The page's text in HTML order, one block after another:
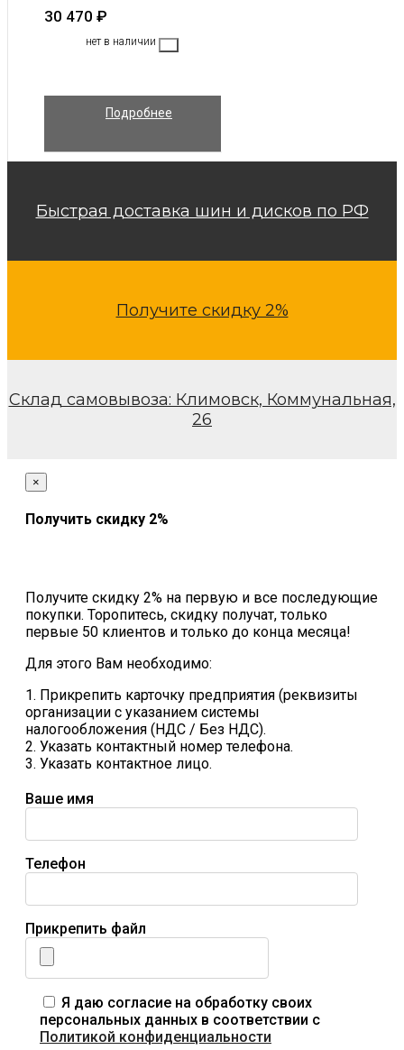
30 470 ₽
нет в наличии
Подробнее
Быстрая доставка шин и дисков по РФ
Получите скидку 2%
Склад самовывоза: Климовск, Коммунальная,
26
×
Получить скидку 2%
Получите скидку 2% на первую и все последующие
покупки. Торопитесь, скидку получат, только
первые 50 клиентов и только до конца месяца!
Для этого Вам необходимо:
1. Прикрепить карточку предприятия (реквизиты
организации с указанием системы
налогообложения (НДС / Без НДС).
2. Указать контактный номер телефона.
3. Указать контактное лицо.
Ваше имя
Телефон
Прикрепить файл
Я даю согласие на обработку своих
персональных данных в соответствии с
Политикой конфиденциальности